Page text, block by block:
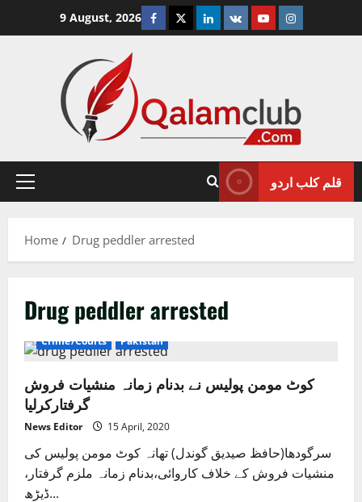
9 August, 2026 Facebook
TwitterLinkedin
VK YoutubeInstagram
Primary
قلم کلب اردو
Home Drug peddler arrested
Drug peddler arrested
Crime/Courts Pakistan
کوٹ مومن پولیس نے بدنام زمانہ منشیات فروش
گرفتارکرلیا
News Editor 15 April, 2020
سرگودھا(حافظ صیدیق گوندل) تھانہ کوٹ مومن پولیس کی
منشیات فروش کے خلاف کاروائی،بدنام زمانہ ملزم گرفتار،
ڈیڑھ...